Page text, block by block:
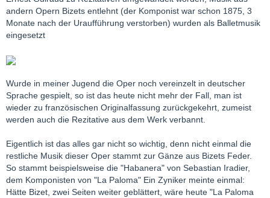
andern Opern Bizets entlehnt (der Komponist war schon 1875, 3
Monate nach der Uraufführung verstorben) wurden als Balletmusik
eingesetzt
Wurde in meiner Jugend die Oper noch vereinzelt in deutscher
Sprache gespielt, so ist das heute nicht mehr der Fall, man ist
wieder zu französischen Originalfassung zurückgekehrt, zumeist
werden auch die Rezitative aus dem Werk verbannt.
Eigentlich ist das alles gar nicht so wichtig, denn nicht einmal die
restliche Musik dieser Oper stammt zur Gänze aus Bizets Feder.
So stammt beispielsweise die "Habanera" von Sebastian Iradier,
dem Komponisten von "La Paloma" Ein Zyniker meinte einmal:
Hätte Bizet, zwei Seiten weiter geblättert, wäre heute "La Paloma